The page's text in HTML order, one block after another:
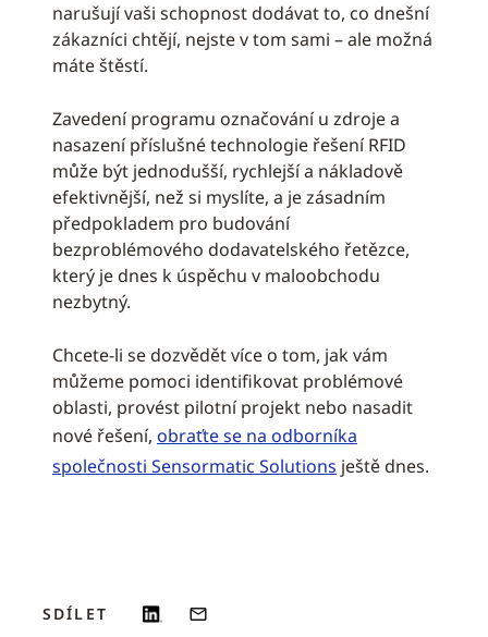
narušují vaši schopnost dodávat to, co dnešní
zákazníci chtějí, nejste v tom sami – ale možná
máte štěstí.
Zavedení programu označování u zdroje a
nasazení příslušné technologie řešení RFID
může být jednodušší, rychlejší a nákladově
efektivnější, než si myslíte, a je zásadním
předpokladem pro budování
bezproblémového dodavatelského řetězce,
který je dnes k úspěchu v maloobchodu
nezbytný.
Chcete-li se dozvědět více o tom, jak vám
můžeme pomoci identifikovat problémové
oblasti, provést pilotní projekt nebo nasadit
nové řešení, obraťte se na odborníka
společnosti Sensormatic Solutions ještě dnes.
SDÍLET